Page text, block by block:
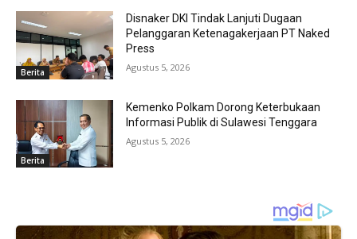
Berita
Disnaker DKI Tindak Lanjuti Dugaan
Pelanggaran Ketenagakerjaan PT Naked
Press
Agustus 5, 2026
Berita
Kemenko Polkam Dorong Keterbukaan
Informasi Publik di Sulawesi Tenggara
Agustus 5, 2026